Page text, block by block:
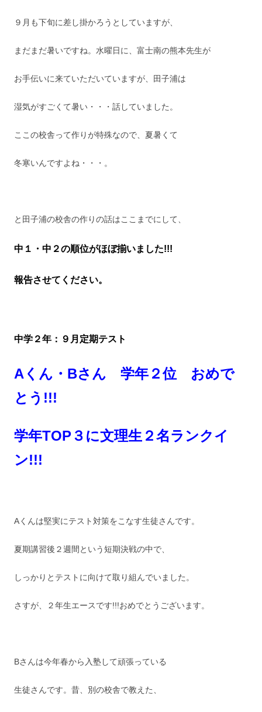
９月も下旬に差し掛かろうとしていますが、
まだまだ暑いですね。水曜日に、富士南の熊本先生が
お手伝いに来ていただいていますが、田子浦は
湿気がすごくて暑い・・・話していました。
ここの校舎って作りが特殊なので、夏暑くて
冬寒いんですよね・・・。
と田子浦の校舎の作りの話はここまでにして、
中１・中２の順位がほぼ揃いました!!!
報告させてください。
中学２年：９月定期テスト
Aくん・Bさん 学年２位 おめで
とう!!!
学年TOP３に文理生２名ランクイ
ン!!!
Aくんは堅実にテスト対策をこなす生徒さんです。
夏期講習後２週間という短期決戦の中で、
しっかりとテストに向けて取り組んでいました。
さすが、２年生エースです!!!おめでとうございます。
Bさんは今年春から入塾して頑張っている
生徒さんです。昔、別の校舎で教えた、